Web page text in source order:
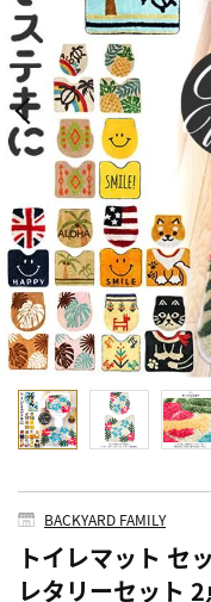
BACKYARD FAMILY
トイレマット セ
レタリーセット